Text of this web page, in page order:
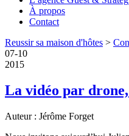
À propos
Contact
Reussir sa maison d'hôtes >
07-10
2015
La vidéo par
Auteur : Jérôme Forget